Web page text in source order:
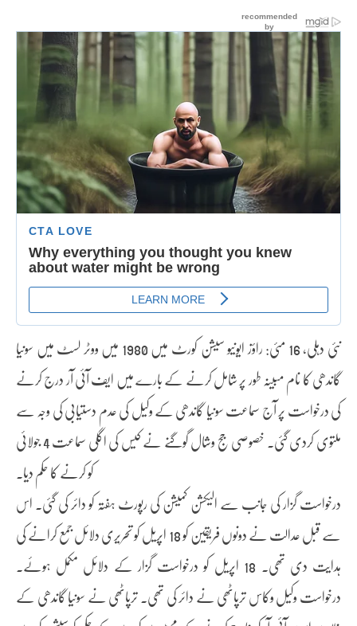
نئی دہلی، 16 مئی: راؤز ایونیو سیشن کورٹ میں 1980 میں ووٹر لسٹ میں سونیا
گاندھی کا نام مبینہ طور پر شامل کرنے کے بارے میں ایف آئی آر درج کرنے
کی درخواست پر آج سماعت سونیا گاندھی کے وکیل کی عدم دستیابی کی وجہ سے
ملتوی کردی گئی۔ خصوصی جج وشال گوگنے نے کیس کی اگلی سماعت 4 جولائی
کو کرنے کا حکم دیا۔
درخواست گزار کی جانب سے الیکشن کمیشن کی رپورٹ ہفتہ کو دائر کی گئی۔ اس
سے قبل عدالت نے دونوں فریقین کو 18 اپریل کو تحریری دلائل جمع کرانے کی
ہدایت دی تھی۔ 18 اپریل کو درخواست گزار کے دلائل مکمل ہوئے۔
درخواست وکیل وکاس ترپاٹھی نے دائر کی تھی۔ ترپاٹھی نے سونیا گاندھی کے